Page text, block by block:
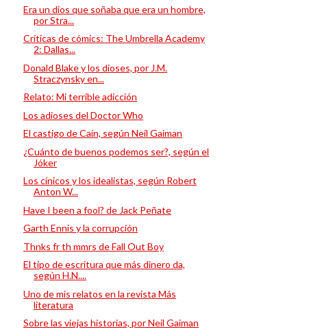
Era un dios que soñaba que era un hombre,
por Stra...
Críticas de cómics: The Umbrella Academy
2: Dallas...
Donald Blake y los dioses, por J.M.
Straczynsky en...
Relato: Mi terrible adicción
Los adioses del Doctor Who
El castigo de Caín, según Neil Gaiman
¿Cuánto de buenos podemos ser?, según el
Jóker
Los cínicos y los idealistas, según Robert
Anton W...
Have I been a fool? de Jack Peñate
Garth Ennis y la corrupción
Thnks fr th mmrs de Fall Out Boy
El tipo de escritura que más dinero da,
según H.N....
Uno de mis relatos en la revista Más
literatura
Sobre las viejas historias, por Neil Gaiman